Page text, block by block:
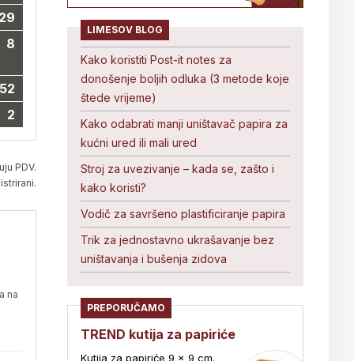
8
2
PDV.
na
LIMESOV BLOG
Kako koristiti Post-it notes za
donošenje boljih odluka (3 metode koje
štede vrijeme)
Kako odabrati manji uništavač papira za
kućni ured ili mali ured
Stroj za uvezivanje – kada se, zašto i
kako koristi?
Vodič za savršeno plastificiranje papira
Trik za jednostavno ukrašavanje bez
uništavanja i bušenja zidova
PREPORUČAMO
TREND kutija za papiriće
Kutija za papiriće 9 x 9 cm.